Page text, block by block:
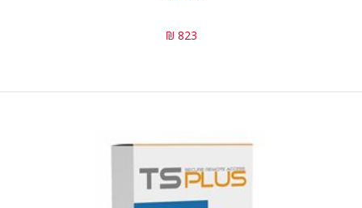
823 ₪